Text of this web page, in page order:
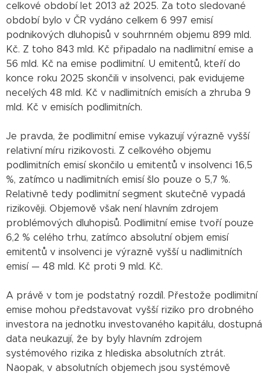
celkové období let 2013 až 2025. Za toto sledované
období bylo v ČR vydáno celkem 6 997 emisí
podnikových dluhopisů v souhrnném objemu 899 mld.
Kč. Z toho 843 mld. Kč připadalo na nadlimitní emise a
56 mld. Kč na emise podlimitní. U emitentů, kteří do
konce roku 2025 skončili v insolvenci, pak evidujeme
necelých 48 mld. Kč v nadlimitních emisích a zhruba 9
mld. Kč v emisích podlimitních.
Je pravda, že podlimitní emise vykazují výrazně vyšší
relativní míru rizikovosti. Z celkového objemu
podlimitních emisí skončilo u emitentů v insolvenci 16,5
%, zatímco u nadlimitních emisí šlo pouze o 5,7 %.
Relativně tedy podlimitní segment skutečně vypadá
rizikověji. Objemově však není hlavním zdrojem
problémových dluhopisů. Podlimitní emise tvoří pouze
6,2 % celého trhu, zatímco absolutní objem emisí
emitentů v insolvenci je výrazně vyšší u nadlimitních
emisí — 48 mld. Kč proti 9 mld. Kč.
A právě v tom je podstatný rozdíl. Přestože podlimitní
emise mohou představovat vyšší riziko pro drobného
investora na jednotku investovaného kapitálu, dostupná
data neukazují, že by byly hlavním zdrojem
systémového rizika z hlediska absolutních ztrát.
Naopak, v absolutních objemech jsou systémově